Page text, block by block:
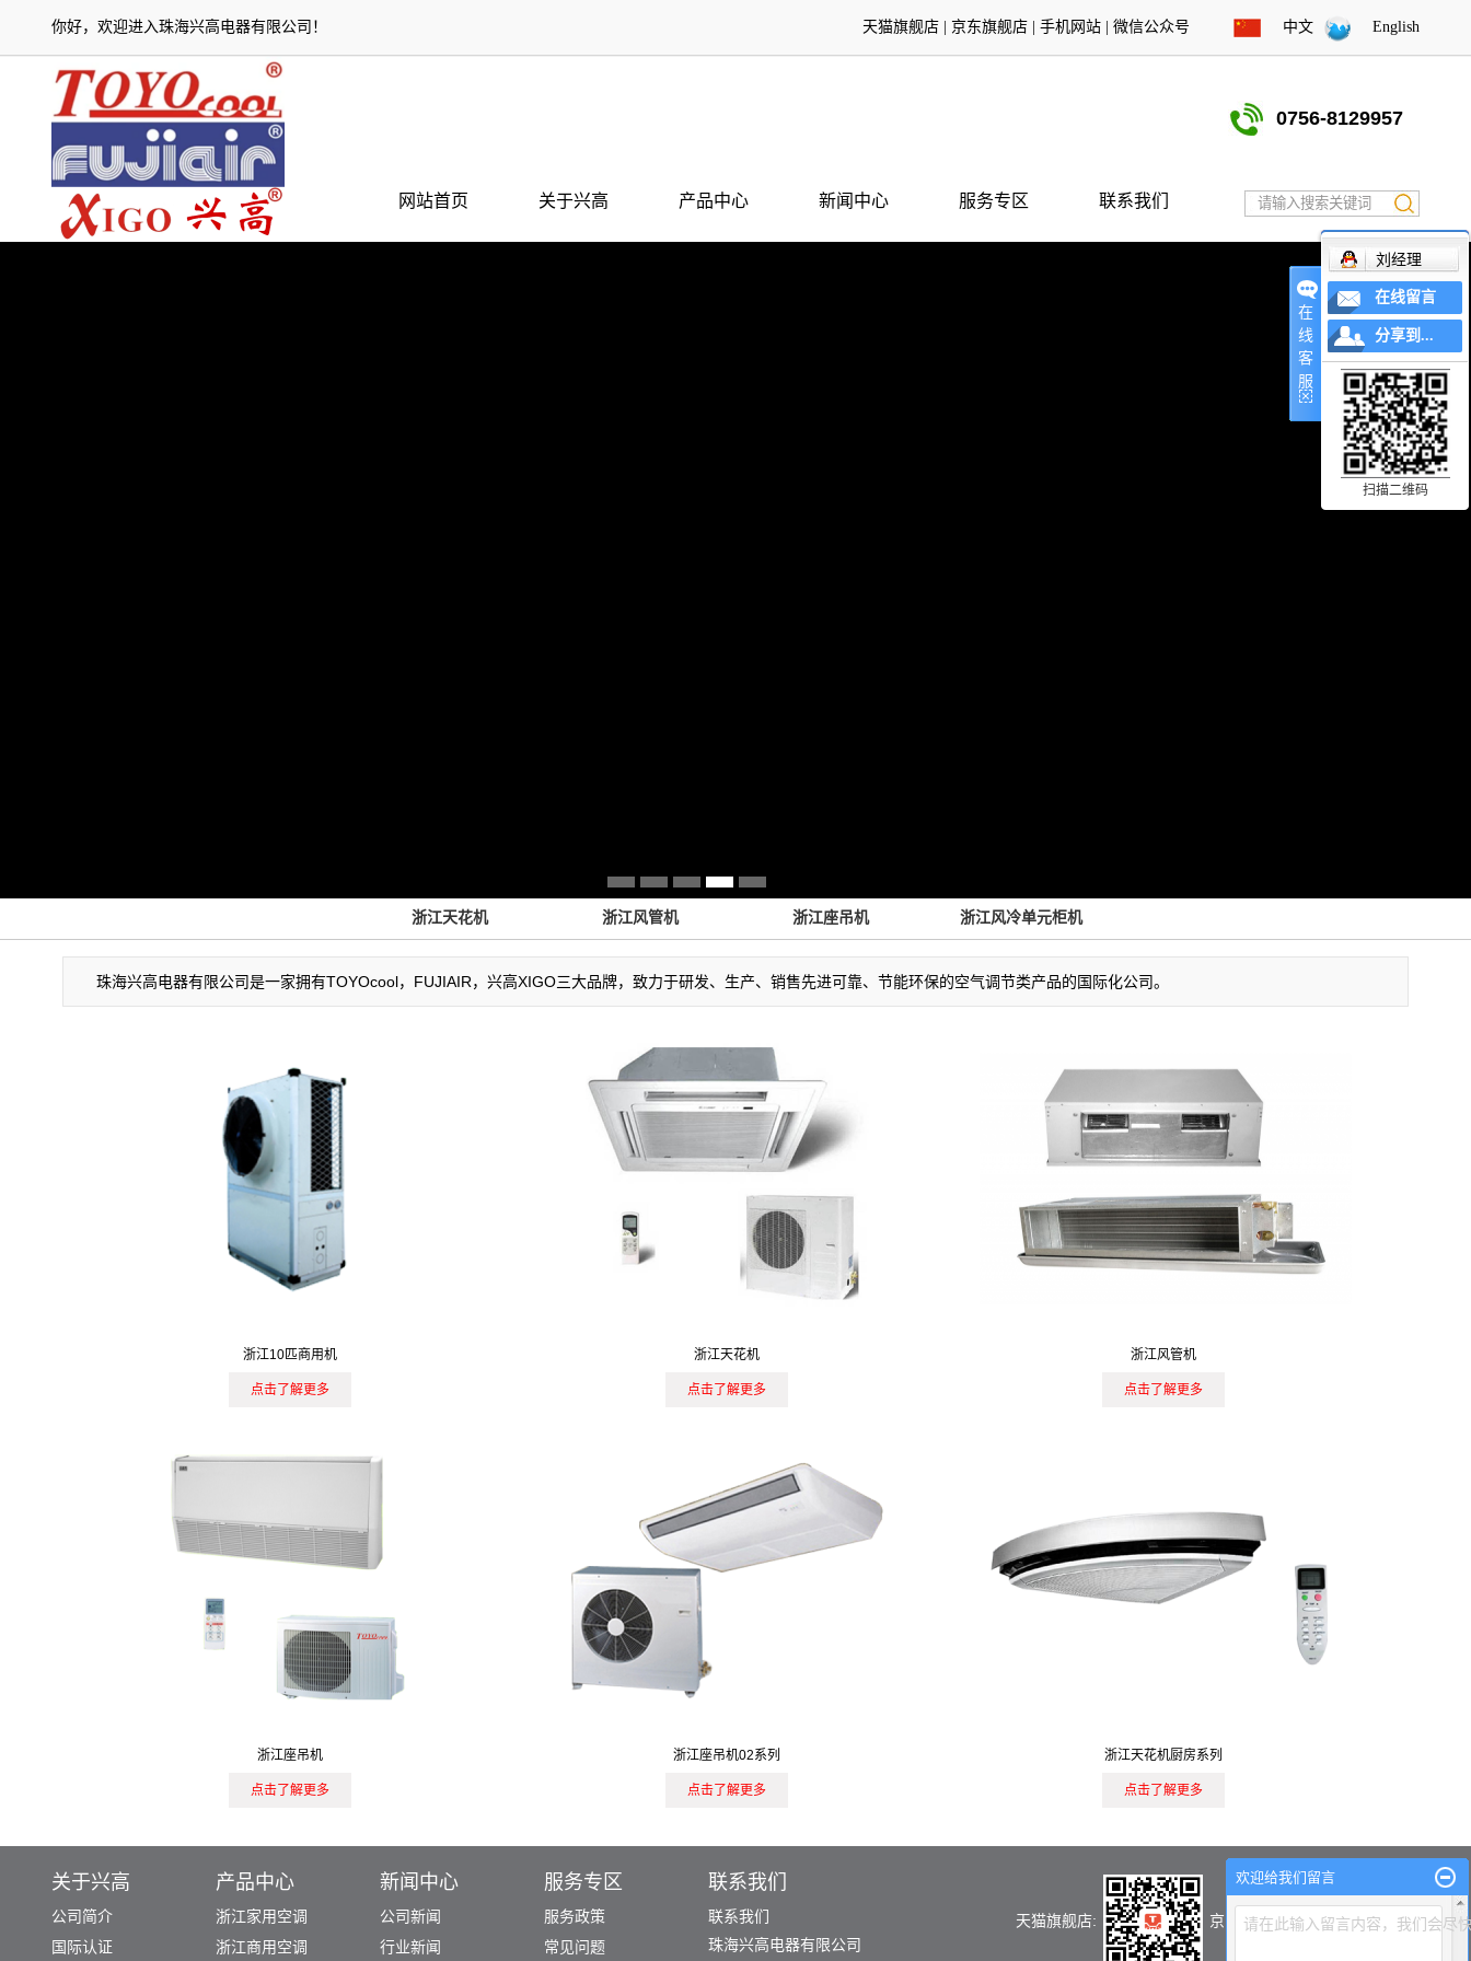
你好，欢迎进入珠海兴高电器有限公司 ！ 中文 English
天猫旗舰店 京东旗舰店 手机网站 微信公众号
0756-8129957
网站首页 关于兴高 产品中心 新闻中心 服务专区 联系我们
浙江天花机 浙江风管机 浙江座吊机 浙江风冷单元柜机
珠海兴高电器有限公司是一家拥有TOYOcool，FUJIAIR，兴高XIGO三大品牌，致力于研发、生产、销售先进可靠、节能环保的空气调节类产品的国际化公司。
浙江10匹商用机
点击了解更多
浙江天花机
点击了解更多
浙江风管机
点击了解更多
浙江座吊机
点击了解更多
浙江座吊机02系列
点击了解更多
浙江天花机厨房系列
点击了解更多
关于兴高
公司简介
国际认证
产品中心
浙江家用空调
浙江商用空调
新闻中心
公司新闻
行业新闻
服务专区
服务政策
常见问题
联系我们
联系我们
珠海兴高电器有限公司
天猫旗舰店: 京东旗舰店：
在
线
客
服
刘经理
在线留言
分享到...
扫描二维码
欢迎给我们留言
请在此输入留言内容，我们会尽